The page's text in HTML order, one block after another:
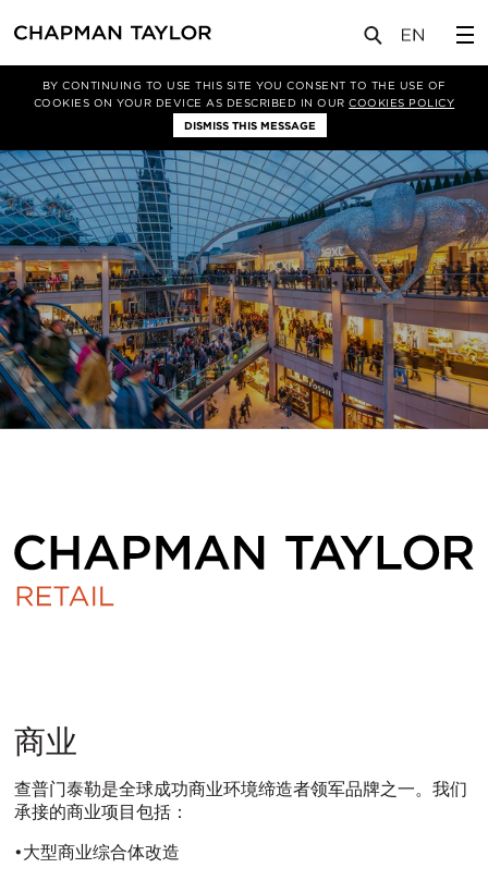
BY CONTINUING TO USE THIS SITE YOU CONSENT TO THE USE OF
COOKIES ON YOUR DEVICE AS DESCRIBED IN OURCOOKIES POLICY
DISMISS THIS MESSAGE
关于我们 项目类型 商业
商
业
商业
查普门泰勒是全球成功商业环境缔造者领军品牌之一。我们
承接的商业项目包括：
•大型商业综合体改造